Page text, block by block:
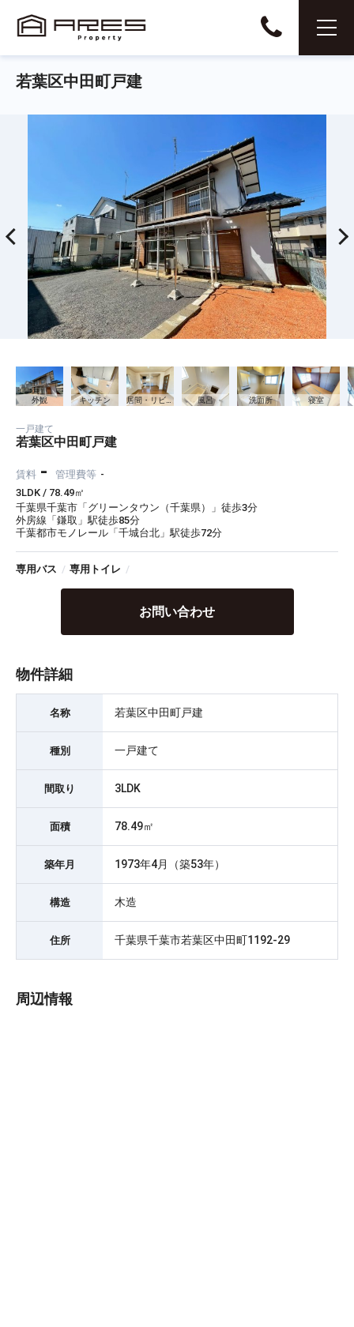
若葉区中田町戸建
外観 キッチン 居間・リビング 風呂 洗面所 寝室
一戸建て
若葉区中田町戸建
賃料 - 管理費等 -
3LDK / 78.49㎡
千葉県千葉市「グリーンタウン（千葉県）」徒歩3分
外房線「鎌取」駅徒歩85分
千葉都市モノレール「千城台北」駅徒歩72分
専用バス / 専用トイレ /
お問い合わせ
物件詳細
名称 若葉区中田町戸建
種別 一戸建て
間取り 3LDK
面積 78.49㎡
築年月 1973年4月（築53年）
構造 木造
住所 千葉県千葉市若葉区中田町1192-29
周辺情報